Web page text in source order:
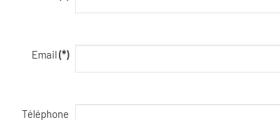
Email(*)
Téléphone